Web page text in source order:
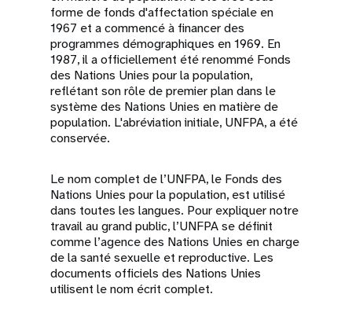
forme de fonds d'affectation spéciale en
1967 et a commencé à financer des
programmes démographiques en 1969. En
1987, il a officiellement été renommé Fonds
des Nations Unies pour la population,
reflétant son rôle de premier plan dans le
système des Nations Unies en matière de
population. L'abréviation initiale, UNFPA, a été
conservée.
Le nom complet de l’UNFPA, le Fonds des
Nations Unies pour la population, est utilisé
dans toutes les langues. Pour expliquer notre
travail au grand public, l’UNFPA se définit
comme l’agence des Nations Unies en charge
de la santé sexuelle et reproductive. Les
documents officiels des Nations Unies
utilisent le nom écrit complet.